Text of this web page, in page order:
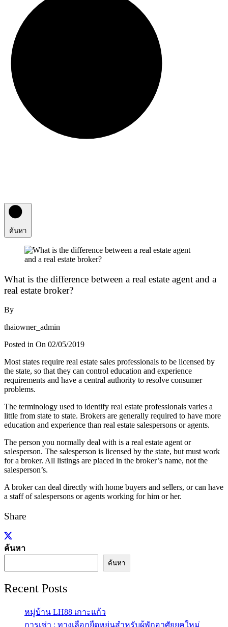
ค้นหา
What is the difference between a real estate agent and a
real estate broker?
By
thaiowner_admin
Posted in On 02/05/2019
Most states require real estate sales professionals to be licensed by
the state, so that they can control education and experience
requirements and have a central authority to resolve consumer
problems.
The terminology used to identify real estate professionals varies a
little from state to state. Brokers are generally required to have more
education and experience than real estate salespersons or agents.
The person you normally deal with is a real estate agent or
salesperson. The salesperson is licensed by the state, but must work
for a broker. All listings are placed in the broker’s name, not the
salesperson’s.
A broker can deal directly with home buyers and sellers, or can have
a staff of salespersons or agents working for him or her.
Share
ค้นหา
ค้นหา
Recent Posts
หมู่บ้าน LH88 เกาะแก้ว
การเช่า : ทางเลือกยืดหยุ่นสำหรับผู้พักอาศัยยุคใหม่